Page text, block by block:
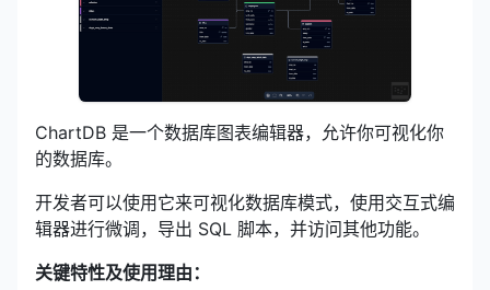
ChartDB 是一个数据库图表编辑器，允许你可视化你
的数据库。
开发者可以使用它来可视化数据库模式，使用交互式编
辑器进行微调，导出 SQL 脚本，并访问其他功能。
关键特性及使用理由：